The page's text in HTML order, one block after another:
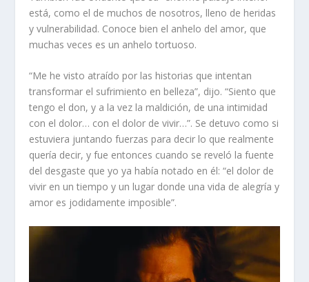
está, como el de muchos de nosotros, lleno de heridas
y vulnerabilidad. Conoce bien el anhelo del amor, que
muchas veces es un anhelo tortuoso.
“Me he visto atraído por las historias que intentan
transformar el sufrimiento en belleza”, dijo. “Siento que
tengo el don, y a la vez la maldición, de una intimidad
con el dolor… con el dolor de vivir…”. Se detuvo como si
estuviera juntando fuerzas para decir lo que realmente
quería decir, y fue entonces cuando se reveló la fuente
del desgaste que yo ya había notado en él: “el dolor de
vivir en un tiempo y un lugar donde una vida de alegría y
amor es jodidamente imposible”.